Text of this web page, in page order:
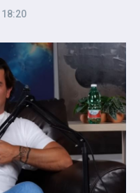
18:20